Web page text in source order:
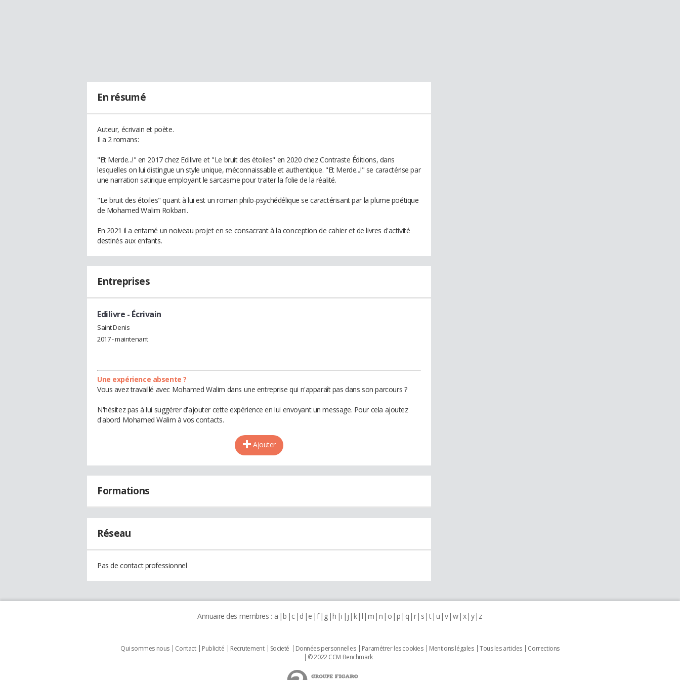
En résumé
Auteur, écrivain et poète.
Il a 2 romans:
"Et Merde...!" en 2017 chez Edilivre et "Le bruit des étoiles" en 2020 chez Contraste Éditions, dans
lesquelles on lui distingue un style unique, méconnaissable et authentique. "Et Merde...!" se caractérise par
une narration satirique employant le sarcasme pour traiter la folie de la réalité.
"Le bruit des étoiles" quant à lui est un roman philo-psychédélique se caractérisant par la plume poétique
de Mohamed Walim Rokbani.
En 2021 il a entamé un noiveau projet en se consacrant à la conception de cahier et de livres d'activité
destinés aux enfants.
Entreprises
Edilivre - Écrivain
Saint Denis
2017 - maintenant
Une expérience absente ?
Vous avez travaillé avec Mohamed Walim dans une entreprise qui n'apparaît pas dans son parcours ?
N'hésitez pas à lui suggérer d'ajouter cette expérience en lui envoyant un message. Pour cela ajoutez
d'abord Mohamed Walim à vos contacts.
Ajouter
Formations
Réseau
Pas de contact professionnel
Annuaire des membres : a b c d e f g h i j k l m n o p q r s t u v w x y z
Qui sommes nous Contact Publicité Recrutement Societé Données personnelles Paramétrer les cookies Mentions légales Tous les articles
Corrections
© 2022 CCM Benchmark